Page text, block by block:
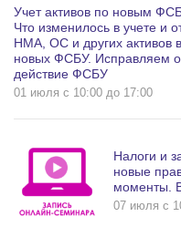
Учет активов по новым
Что изменилось в учете и
НМА, ОС и других активов
новых ФСБУ. Исправляем
действие ФСБУ
01 июля c 10:00 до 17:00
Налоги и
новые
моменты.
07 июля c